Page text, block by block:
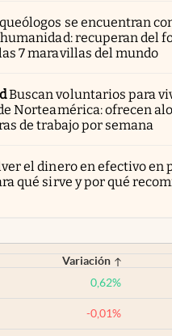
se encuentran
recuperan del
7 maravillas del mundo
Buscan voluntarios para
Norteamérica: ofrecen
de trabajo por semana
el dinero en efectivo en
qué sirve y por qué
Variación
0,62%
-0,01%